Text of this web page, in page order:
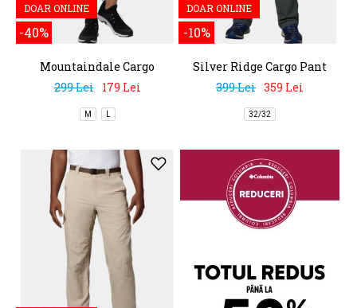
DOAR ONLINE
-40%
Mountaindale Cargo
Short
299 Lei 179 Lei
M L
DOAR ONLINE
-10%
Silver Ridge Cargo Pant
399 Lei 359 Lei
32/32